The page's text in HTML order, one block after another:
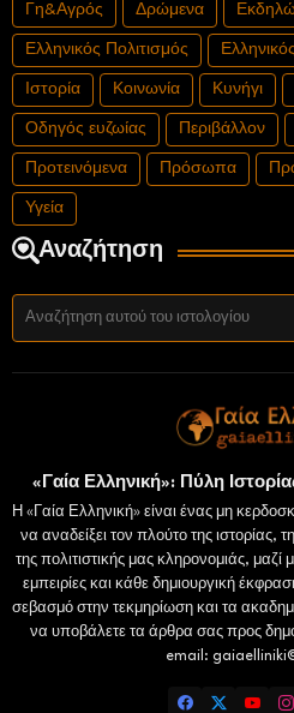
Γη&Αγρός Δρώμενα
Ελληνικός Πολιτισμός
Ιστορία Κοινωνία Κυνήγι
Οδηγός ευζωίας Περιβάλλον
Προτεινόμενα Πρόσωπα
Υγεία
Αναζήτηση
«Γαία Ελληνική»: Πύλη
Η «Γαία Ελληνική» είναι ένας μη
να αναδείξει τον πλούτο της ιστορίας,
της πολιτιστικής μας κληρονομιάς, μαζί
εμπειρίες και κάθε δημιουργική
σεβασμό στην τεκμηρίωση και τα
να υποβάλετε τα άρθρα σας προς
email: